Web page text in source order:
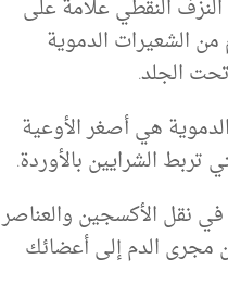
النقطي علامة على
الشعيرات الدموية
الجلد.
هي أصغر الأوعية
تربط الشرايين بالأوردة.
في نقل الأكسجين والعناصر
مجرى الدم إلى أعضائك